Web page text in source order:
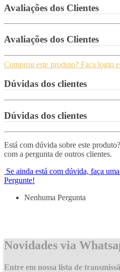
Avaliações dos Clientes
Avaliações dos Clientes
Comprou este produto? Faça login
Dúvidas dos clientes
Dúvidas dos clientes
Está com dúvida sobre este
com a pergunta de outros clientes.
Se ainda está com dúvida, faça
Pergunte!
Nenhuma Pergunta
Novidades via
Entre em nossa lista de